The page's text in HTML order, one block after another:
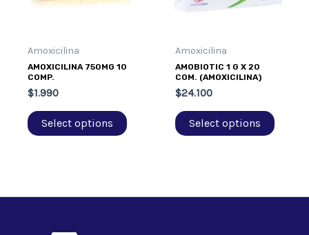
Amoxicilina
AMOXICILINA 750MG 10
COMP.
$1.990
Select options
Amoxicilina
AMOBIOTIC 1 G X 20
COM. (AMOXICILINA)
$24.100
Select options